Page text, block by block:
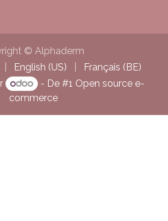
© Alphaderm
English (US)
Français (BE)
- De #1 Open source e-
commerce